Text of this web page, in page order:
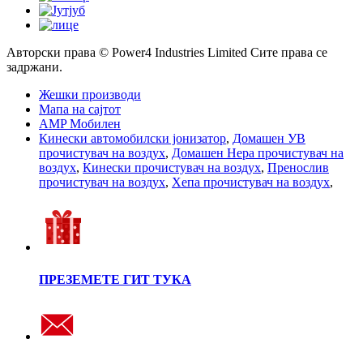
Авторски права © Power4 Industries Limited Сите права се
задржани.
Жешки производи
Мапа на сајтот
AMP Мобилен
Кинески автомобилски јонизатор, Домашен УВ
прочистувач на воздух, Домашен Hepa прочистувач на
воздух, Кинески прочистувач на воздух, Пренослив
прочистувач на воздух, Хепа прочистувач на воздух,
ПРЕЗЕМЕТЕ ГИТ ТУКА